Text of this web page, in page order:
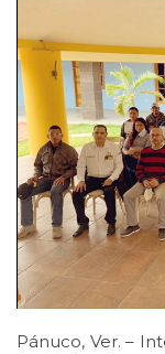
Pánuco, Ver. –